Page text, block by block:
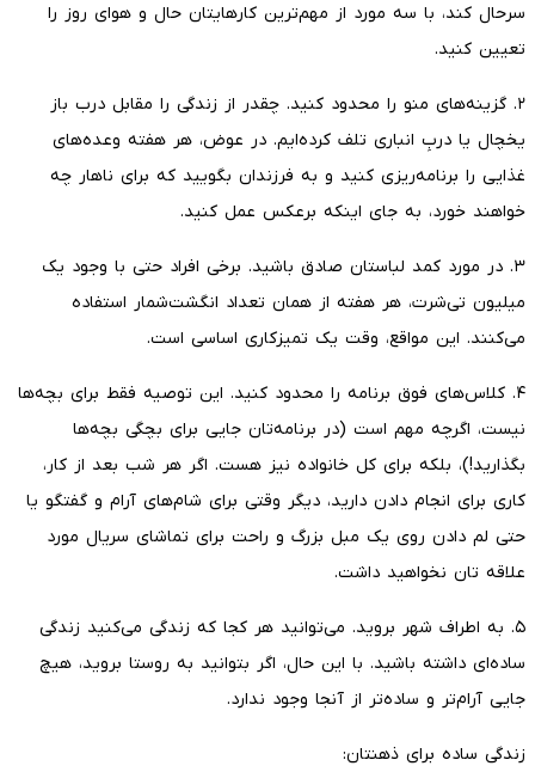
سرحال کند، با سه مورد از مهم‌ترین کارهایتان حال و هوای روز را
تعیین کنید.
۲. گزینه‌های منو را محدود کنید. چقدر از زندگی‌ را مقابل درب باز
یخچال یا دربِ انباری تلف کرده‌ایم. در عوض، هر هفته وعده‌های
غذایی‌ را برنامه‌ریزی کنید و به فرزندان بگویید که برای ناهار چه
خواهند خورد، به جای اینکه برعکس عمل کنید.
۳. در مورد کمد لباستان صادق باشید. برخی افراد حتی با وجود یک
میلیون تی‌شرت، هر هفته از همان تعداد انگشت‌شمار استفاده
می‌کنند. این مواقع، وقت یک تمیزکاری اساسی است.
۴. کلاس‌های فوق برنامه را محدود کنید. این توصیه فقط برای بچه‌ها
نیست، اگرچه مهم است (در برنامه‌تان جایی برای بچگی بچه‌ها
بگذارید!)، بلکه برای کل خانواده نیز هست. اگر هر شب بعد از کار،
کاری برای انجام دادن دارید، دیگر وقتی برای شام‌های آرام و گفتگو یا
حتی لم دادن روی یک مبل بزرگ و راحت برای تماشای سریال مورد
علاقه تان نخواهید داشت.
۵. به اطراف شهر بروید. می‌توانید هر کجا که زندگی می‌کنید زندگی
ساده‌ای داشته باشید. با این حال، اگر بتوانید به روستا بروید، هیچ
جایی آرام‌تر و ساده‌تر از آنجا وجود ندارد.
زندگی ساده برای ذهنتان: